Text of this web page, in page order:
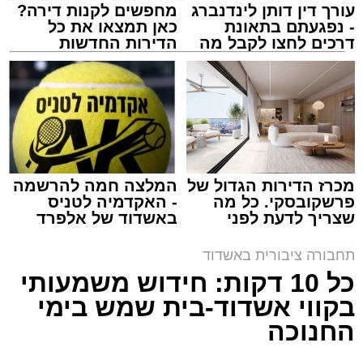
עורך דין דותן לינדנברג
- נפגעתם בתאונת
דרכים לחצו לקבל מה
שמגיע לכם
מחפשים לקנות דירה?
כאן תמצאו את כל
הדירות החדשות
למכירה באשדוד >>>
מכרז הדירות הגדול של
פרשקובסקי. כל מה
שצריך לדעת לפני
באשדוד
המלצה חמה להרשמה
- האקדמיה לטניס
באשדוד של אלפרד
תחבורה ציבורית באשדוד
כל 10 דקות: חידוש משמעותי
בקווי אשדוד-בית שמש בימי
החנוכה